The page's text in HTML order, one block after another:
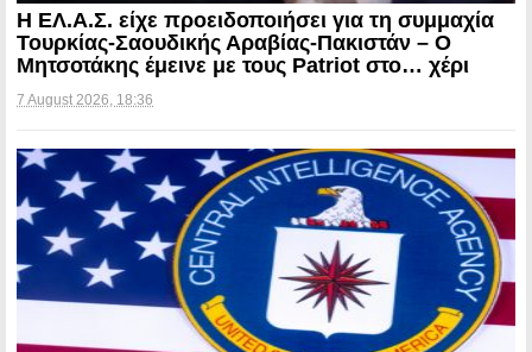
Η ΕΛ.Α.Σ. είχε προειδοποιήσει για τη συμμαχία
Τουρκίας-Σαουδικής Αραβίας-Πακιστάν – Ο
Μητσοτάκης έμεινε με τους Patriot στο… χέρι
7 August 2026, 18:36